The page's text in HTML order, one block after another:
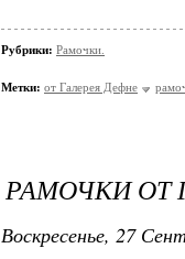
Рубрики: Рамочки.
Метки: от Галерея Дефне
РАМОЧКИ ОТ
Воскресенье, 27